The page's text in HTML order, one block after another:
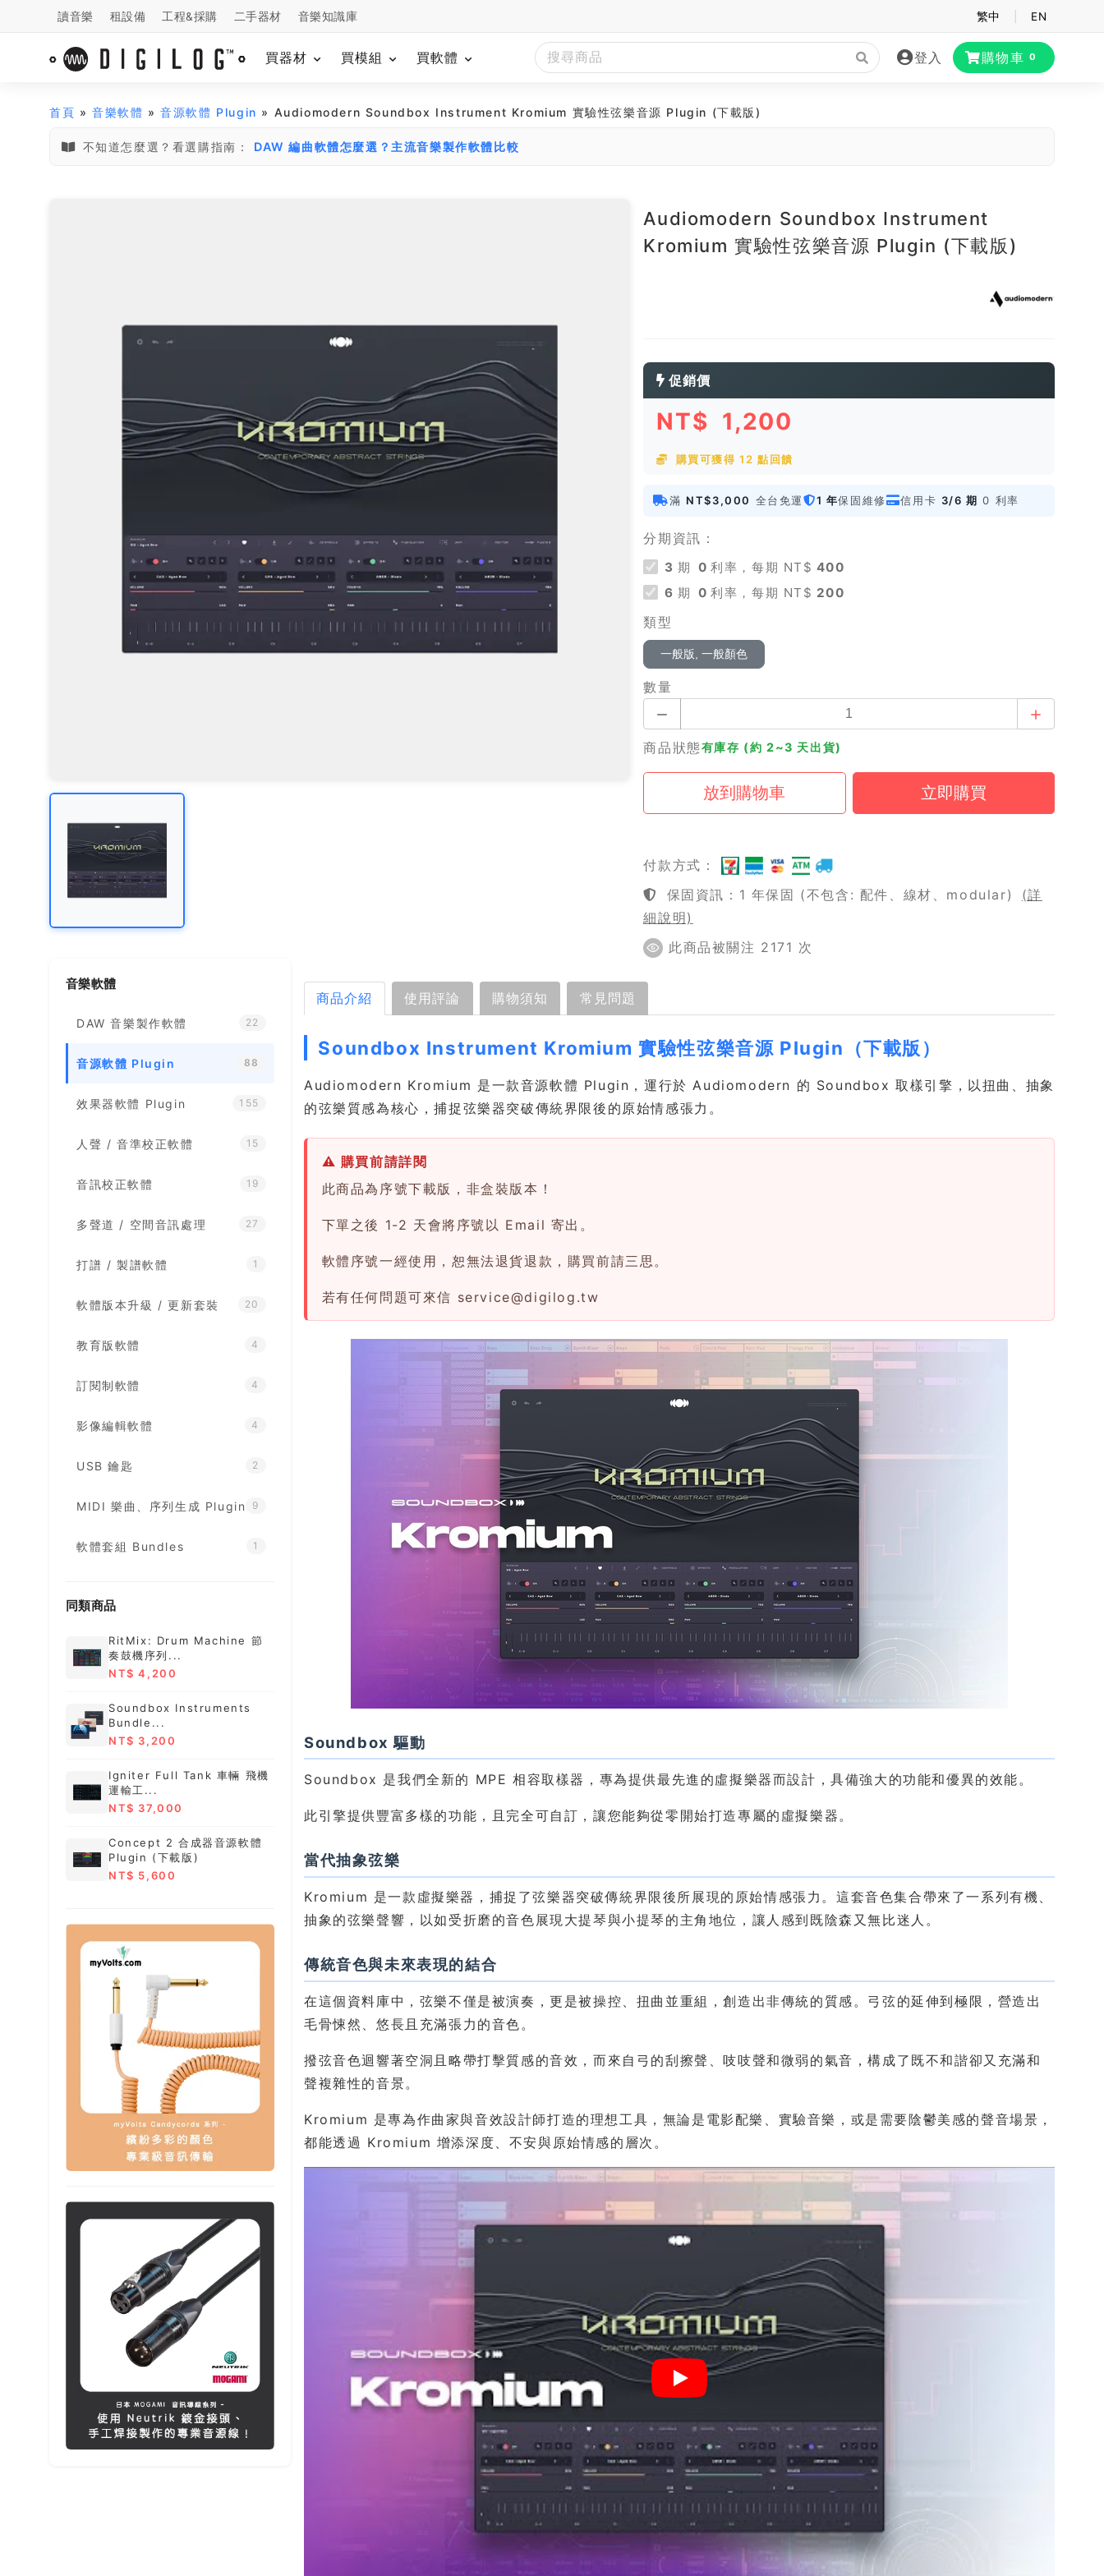
讀音樂 租設備 工程&採購 二手器材 音樂知識庫 繁中 EN
買器材 買模組 買軟體 登入 購物車 0
首頁 »音樂軟體 »音源軟體 Plugin » Audiomodern Soundbox Instrument Kromium 實驗性弦樂音源 Plugin (下載版)
不知道怎麼選？看選購指南： DAW 編曲軟體怎麼選？主流音樂製作軟體比較
Audiomodern Soundbox Instrument
Kromium 實驗性弦樂音源 Plugin (下載版)
促銷價
NT$ 1,200
購買可獲得 12 點回饋
滿 NT$3,000 全台免運 1 年保固維修 信用卡 3/6 期 0 利率
分期資訊：
3 期 0 利率，每期 NT$ 400
6 期 0 利率，每期 NT$ 200
類型
一般版, 一般顏色
數量
商品狀態有庫存 (約 2~3 天出貨)
付款方式：
保固資訊：1 年保固 (不包含: 配件、線材、modular)
(詳
細說明)
此商品被關注 2171 次
音樂軟體
DAW 音樂製作軟體 22
音源軟體 Plugin 88
效果器軟體 Plugin 155
人聲 / 音準校正軟體 15
音訊校正軟體 19
多聲道 / 空間音訊處理 27
打譜 / 製譜軟體 1
軟體版本升級 / 更新套裝 20
教育版軟體 4
訂閱制軟體 4
影像編輯軟體 4
USB 鑰匙 2
MIDI 樂曲、序列生成 Plugin 9
軟體套組 Bundles 1
同類商品
RitMix: Drum Machine 節
奏鼓機序列...
NT$ 4,200
Soundbox Instruments
Bundle...
NT$ 3,200
Igniter Full Tank 車輛 飛機
運輸工...
NT$ 37,000
Concept 2 合成器音源軟體
Plugin (下載版)
NT$ 5,600
商品介紹 使用評論 購物須知 常見問題
Soundbox Instrument Kromium 實驗性弦樂音源 Plugin（下載版）
Audiomodern Kromium 是一款音源軟體 Plugin，運行於 Audiomodern 的 Soundbox 取樣引擎，以扭曲、抽象
的弦樂質感為核心，捕捉弦樂器突破傳統界限後的原始情感張力。
⚠ 購買前請詳閱
此商品為序號下載版，非盒裝版本！
下單之後 1-2 天會將序號以 Email 寄出。
軟體序號一經使用，恕無法退貨退款，購買前請三思。
若有任何問題可來信 service@digilog.tw
Soundbox 驅動
Soundbox 是我們全新的 MPE 相容取樣器，專為提供最先進的虛擬樂器而設計，具備強大的功能和優異的效能。
此引擎提供豐富多樣的功能，且完全可自訂，讓您能夠從零開始打造專屬的虛擬樂器。
當代抽象弦樂
Kromium 是一款虛擬樂器，捕捉了弦樂器突破傳統界限後所展現的原始情感張力。這套音色集合帶來了一系列有機、
抽象的弦樂聲響，以如受折磨的音色展現大提琴與小提琴的主角地位，讓人感到既陰森又無比迷人。
傳統音色與未來表現的結合
在這個資料庫中，弦樂不僅是被演奏，更是被操控、扭曲並重組，創造出非傳統的質感。弓弦的延伸到極限，營造出
毛骨悚然、悠長且充滿張力的音色。
撥弦音色迴響著空洞且略帶打擊質感的音效，而來自弓的刮擦聲、吱吱聲和微弱的氣音，構成了既不和諧卻又充滿和
聲複雜性的音景。
Kromium 是專為作曲家與音效設計師打造的理想工具，無論是電影配樂、實驗音樂，或是需要陰鬱美感的聲音場景，
都能透過 Kromium 增添深度、不安與原始情感的層次。